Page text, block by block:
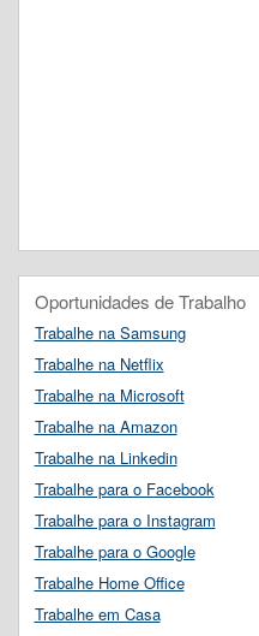
Oportunidades de Trabalho
Trabalhe na Samsung
Trabalhe na Netflix
Trabalhe na Microsoft
Trabalhe na Amazon
Trabalhe na Linkedin
Trabalhe para o Facebook
Trabalhe para o Instagram
Trabalhe para o Google
Trabalhe Home Office
Trabalhe em Casa